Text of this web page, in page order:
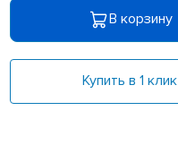
В корзину
Купить в 1 клик